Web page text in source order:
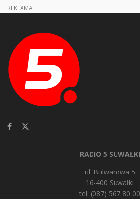
REKLAMA
RADIO 5 SUWAŁKI
ul. Bulwarowa 5
16-400 Suwałki
tel. (087) 567 80 00